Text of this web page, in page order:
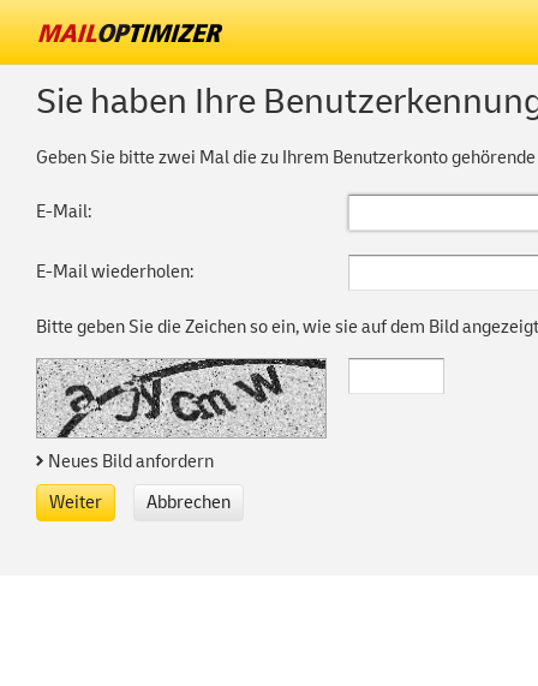
Sie haben Ihre
Geben Sie bitte zwei Mal die zu Ihrem Benutzerkonto
E-Mail:
E-Mail wiederholen:
Bitte geben Sie die Zeichen so ein, wie sie auf dem Bild
Neues Bild anfordern
Weiter
Abbrechen